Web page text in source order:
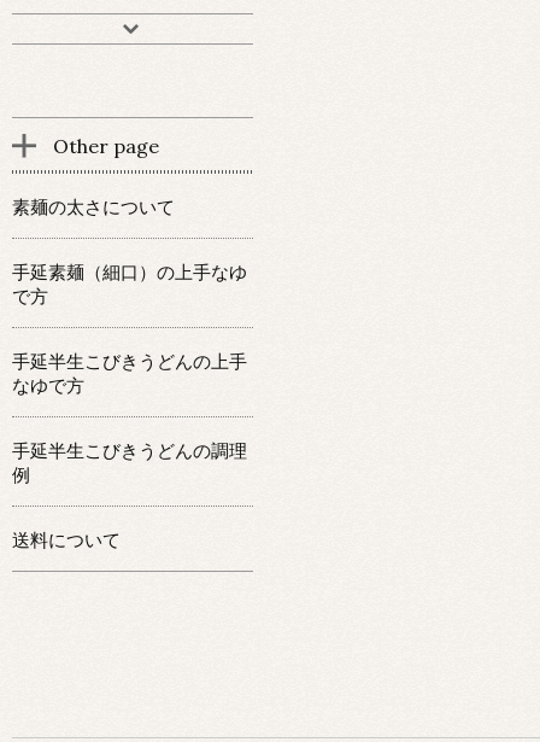
Other page
素麺の太さについて
手延素麺（細口）の上手なゆ
で方
手延半生こびきうどんの上手
なゆで方
手延半生こびきうどんの調理
例
送料について